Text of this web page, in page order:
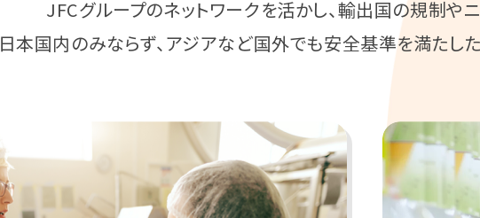
JFCグループのネットワークを活かし、輸出国の規制や
日本国内のみならず、アジアなど国外でも安全基準を満たし